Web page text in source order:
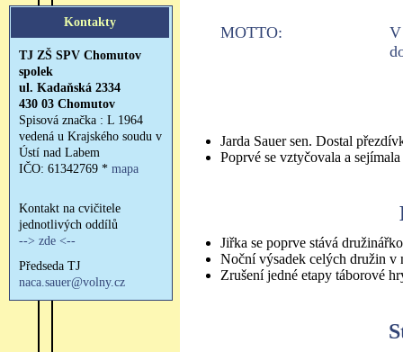
MOTTO:
V
Jarda Sauer sen. Dostal
Poprvé se vztyčovala a
Jiřka se poprve stává
Noční výsadek celých družin v
Zrušení jedné etapy táborové